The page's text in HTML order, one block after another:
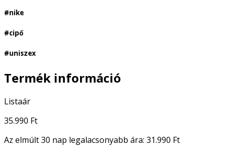
#nike
#cipő
#uniszex
Termék információ
Listaár
35.990 Ft
Az elmúlt 30 nap legalacsonyabb ára: 31.990 Ft